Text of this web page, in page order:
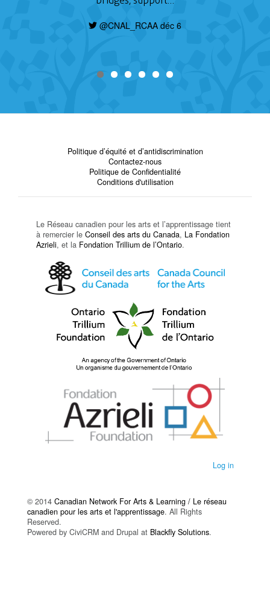
@CNAL_RCAA déc 6
Politique d’équité et d’antidiscrimination
Contactez-nous
Politique de Confidentialité
Conditions d'utilisation
Le Réseau canadien pour les arts et l’apprentissage tient
à remercier le Conseil des arts du Canada, La Fondation
Azrieli, et la Fondation Trillium de l’Ontario.
Log in
© 2014 Canadian Network For Arts & Learning / Le réseau
canadien pour les arts et l'apprentissage. All Rights
Reserved.
Powered by CiviCRM and Drupal at Blackfly Solutions.